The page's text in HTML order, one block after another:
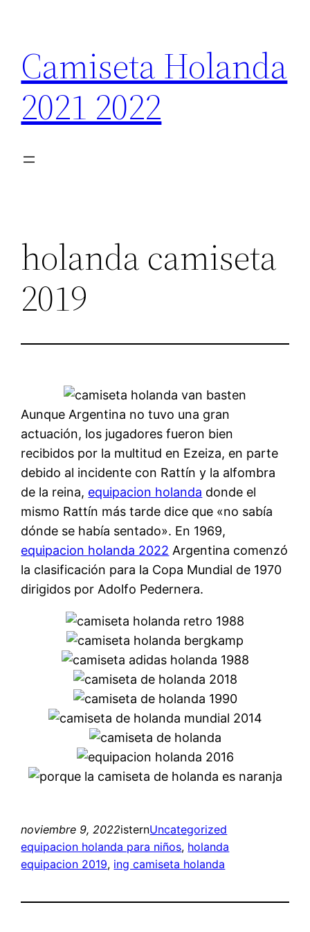
contenido
Camiseta Holanda
2021 2022
holanda camiseta
2019
Aunque Argentina no tuvo una gran
actuación, los jugadores fueron bien
recibidos por la multitud en Ezeiza, en parte
debido al incidente con Rattín y la alfombra
de la reina, equipacion holanda donde el
mismo Rattín más tarde dice que «no sabía
dónde se había sentado». En 1969,
equipacion holanda 2022 Argentina comenzó
la clasificación para la Copa Mundial de 1970
dirigidos por Adolfo Pedernera.
noviembre 9, 2022isternUncategorized
equipacion holanda para niños, holanda
equipacion 2019, ing camiseta holanda